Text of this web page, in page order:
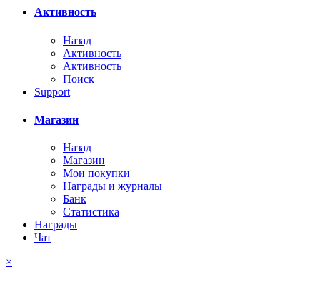
Активность
Назад
Активность
Активность
Поиск
Support
Магазин
Назад
Магазин
Мои покупки
Награды и журналы
Банк
Статистика
Награды
Чат
×